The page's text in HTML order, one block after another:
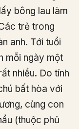
bông lau làm
trẻ trong
anh. Tới tuổi
mỗi ngày một
nhiều. Do tính
bất hòa với
cùng con
(thuộc phủ